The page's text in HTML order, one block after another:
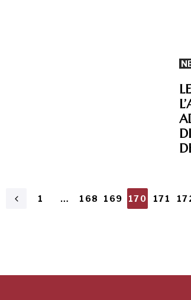
1 … 168 169 170 171